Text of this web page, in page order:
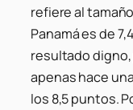
refiere al
Panamá es de
resultado digno,
apenas hace
los 8,5 puntos.